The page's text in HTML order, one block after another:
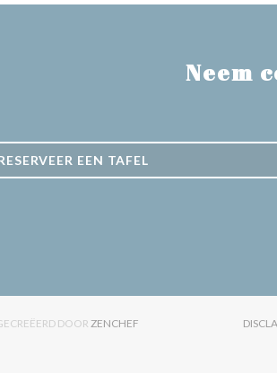
Neem
EEN TAFEL
DOOR ZENCHEF ((OPENT IN EEN NIEUW